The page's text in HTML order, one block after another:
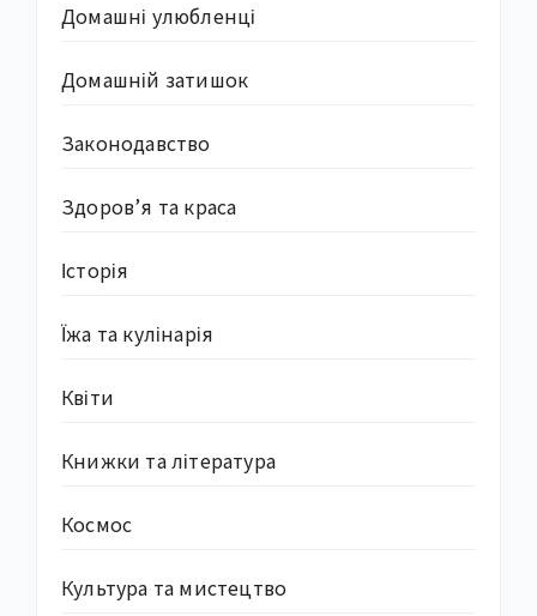
Домашні улюбленці
Домашній затишок
Законодавство
Здоров’я та краса
Історія
Їжа та кулінарія
Квіти
Книжки та література
Космос
Культура та мистецтво